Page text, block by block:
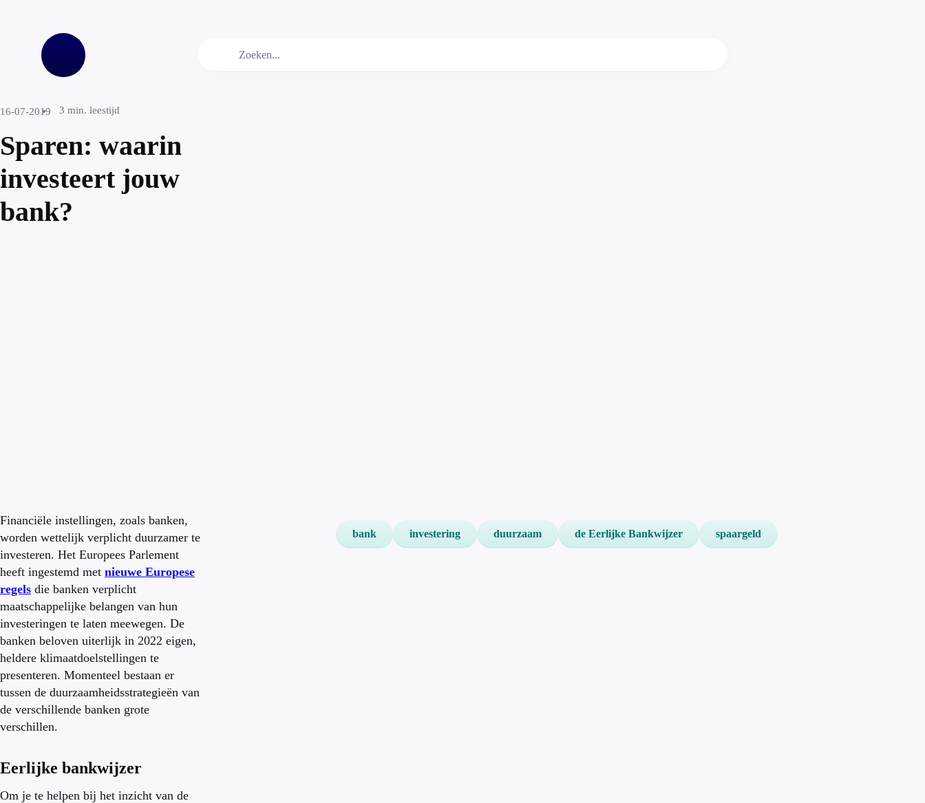
16-07-2019 3 min. leestijd
Sparen: waarin
investeert jouw
bank?
Financiële instellingen, zoals banken,
worden wettelijk verplicht duurzamer te
investeren. Het Europees Parlement
heeft ingestemd met nieuwe Europese
regels die banken verplicht
maatschappelijke belangen van hun
investeringen te laten meewegen. De
banken beloven uiterlijk in 2022 eigen,
heldere klimaatdoelstellingen te
presenteren. Momenteel bestaan er
tussen de duurzaamheidsstrategieën van
de verschillende banken grote
verschillen.
Eerlijke bankwijzer
Om je te helpen bij het inzicht van de
bank investering duurzaam de Eerlijke Bankwijzer spaargeld